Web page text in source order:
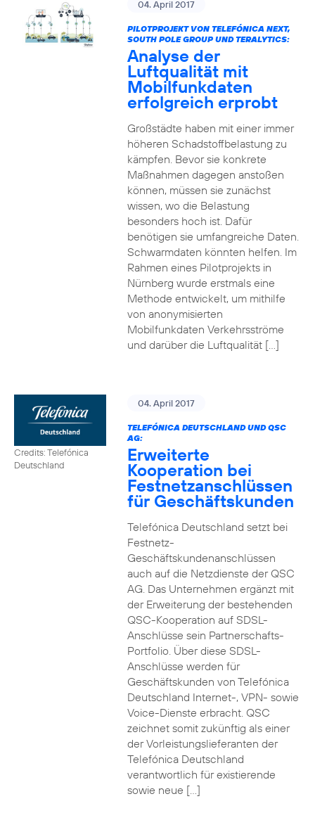
04. April 2017
PILOTPROJEKT VON TELEFÓNICA NEXT,
SOUTH POLE GROUP UND TERALYTICS:
Analyse der
Luftqualität mit
Mobilfunkdaten
erfolgreich erprobt
Großstädte haben mit einer immer
höheren Schadstoffbelastung zu
kämpfen. Bevor sie konkrete
Maßnahmen dagegen anstoßen
können, müssen sie zunächst
wissen, wo die Belastung
besonders hoch ist. Dafür
benötigen sie umfangreiche Daten.
Schwarmdaten könnten helfen. Im
Rahmen eines Pilotprojekts in
Nürnberg wurde erstmals eine
Methode entwickelt, um mithilfe
von anonymisierten
Mobilfunkdaten Verkehrsströme
und darüber die Luftqualität […]
Credits: Telefónica
Deutschland
04. April 2017
TELEFÓNICA DEUTSCHLAND UND QSC
AG:
Erweiterte
Kooperation bei
Festnetzanschlüssen
für Geschäftskunden
Telefónica Deutschland setzt bei
Festnetz-
Geschäftskundenanschlüssen
auch auf die Netzdienste der QSC
AG. Das Unternehmen ergänzt mit
der Erweiterung der bestehenden
QSC-Kooperation auf SDSL-
Anschlüsse sein Partnerschafts-
Portfolio. Über diese SDSL-
Anschlüsse werden für
Geschäftskunden von Telefónica
Deutschland Internet-, VPN- sowie
Voice-Dienste erbracht. QSC
zeichnet somit zukünftig als einer
der Vorleistungslieferanten der
Telefónica Deutschland
verantwortlich für existierende
sowie neue […]